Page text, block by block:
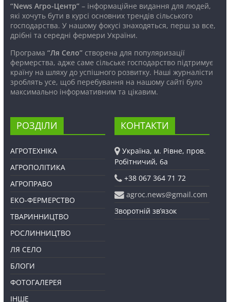
“News Агро-Центр”– інформаційне видання для людей,
які хочуть бути в курсі основних трендів сільського
господарства. У нашому фокусі знаходяться, перш за все,
дрібні та середні фермери України.
Програма “Ля Село”створена для популяризації
фермерства, адже саме сільське господарство підтримує
країну на шляху до успішного розвитку. Наші журналісти
зроблять усе, щоб перебування на нашому сайті було
максимально інформативним та цікавим.
РОЗДІЛИ
АГРОТЕХНІКА
АГРОПОЛІТИКА
АГРОПРАВО
ЕКО-ФЕРМЕРСТВО
ТВАРИННИЦТВО
РОСЛИННИЦТВО
ЛЯ СЕЛО
БЛОГИ
ФОТОГАЛЕРЕЯ
ІНШЕ
КОНТАКТИ
Україна, м. Рівне, пров.
Робітничий, 6а
+38 067 364 71 72
agroc.news@gmail.com
Зворотній зв’язок